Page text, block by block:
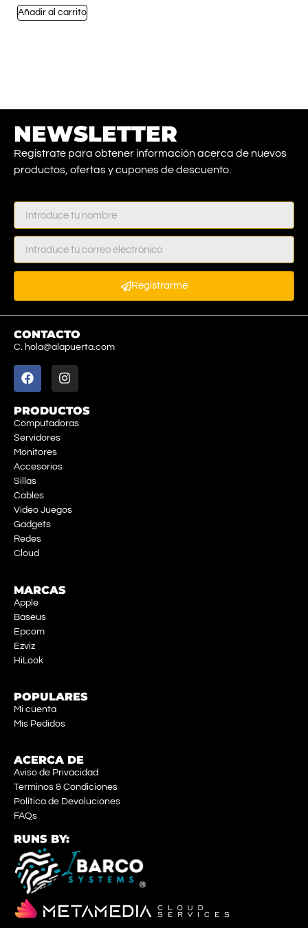
Añadir al carrito
NEWSLETTER
Registrate para obtener información acerca de nuevos
productos, ofertas y cupones de descuento.
Registrarme
CONTACTO
C. hola@alapuerta.com
PRODUCTOS
Computadoras
Servidores
Monitores
Accesorios
Sillas
Cables
Video Juegos
Gadgets
Redes
Cloud
MARCAS
Apple
Baseus
Epcom
Ezviz
HiLook
POPULARES
Mi cuenta
Mis Pedidos
ACERCA DE
Aviso de Privacidad
Terminos & Condiciones
Política de Devoluciones
FAQs
RUNS BY: